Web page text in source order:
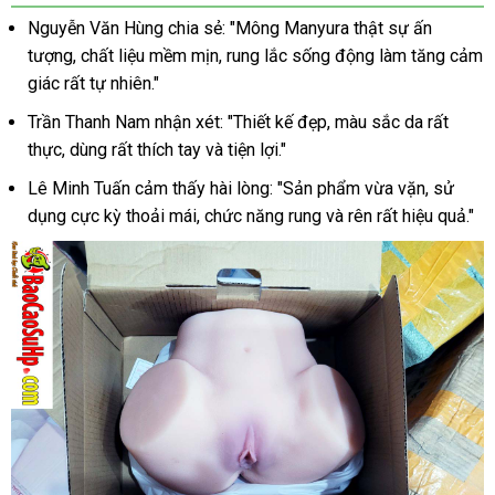
nguyên
khối
Manyura
New
rung
lắc
độc
đáo
kích
thích
Nguyễn Văn Hùng chia sẻ: "Mông Manyura thật sự ấn
tượng, chất liệu mềm mịn, rung lắc sống động làm tăng cảm
giác rất tự nhiên."
Trần Thanh Nam nhận xét: "Thiết kế đẹp, màu sắc da rất
thực, dùng rất thích tay và tiện lợi."
Lê Minh Tuấn cảm thấy hài lòng: "Sản phẩm vừa vặn, sử
dụng cực kỳ thoải mái, chức năng rung và rên rất hiệu quả."